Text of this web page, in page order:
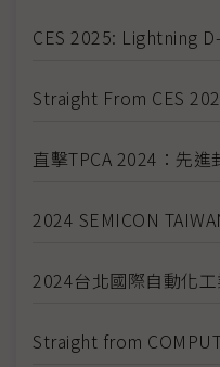
CES 2025: Lightning
Straight From CES
直擊TPCA 2024：先
2024 SEMICON
2024台北國際自動化
Straight from